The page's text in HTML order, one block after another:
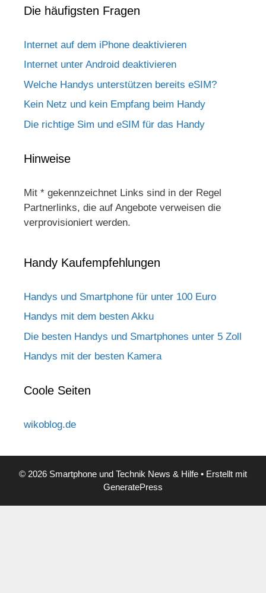
Die häufigsten Fragen
Internet auf dem iPhone deaktivieren
Internet unter Android deaktivieren
Welche Handys unterstützen bereits eSIM?
Kein Netz und kein Empfang beim Handy
Die richtige Sim und eSIM für das Handy
Hinweise
Mit * gekennzeichnet Links sind in der Regel
Partnerlinks, die auf Angebote verweisen die
verprovisioniert werden.
Handy Kaufempfehlungen
Handys und Smartphone für unter 100 Euro
Handys mit dem besten Akku
Die besten Handys und Smartphones unter 5 Zoll
Handys mit der besten Kamera
Coole Seiten
wikoblog.de
© 2026 Smartphone und Technik News & Hilfe • Erstellt mit
GeneratePress